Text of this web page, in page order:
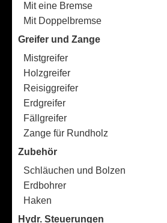
Mit eine Bremse
Mit Doppelbremse
Greifer und Zange
Mistgreifer
Holzgreifer
Reisiggreifer
Erdgreifer
Fällgreifer
Zange für Rundholz
Zubehör
Schläuchen und Bolzen
Erdbohrer
Haken
Hydr. Steuerungen